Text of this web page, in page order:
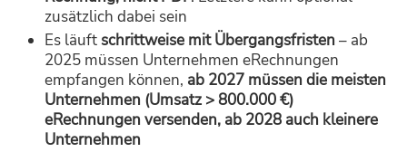
zusätzlich dabei sein
Es läuft schrittweise mit Übergangsfristen – ab
2025 müssen Unternehmen eRechnungen
empfangen können, ab 2027 müssen die meisten
Unternehmen (Umsatz > 800.000 €)
eRechnungen versenden, ab 2028 auch kleinere
Unternehmen